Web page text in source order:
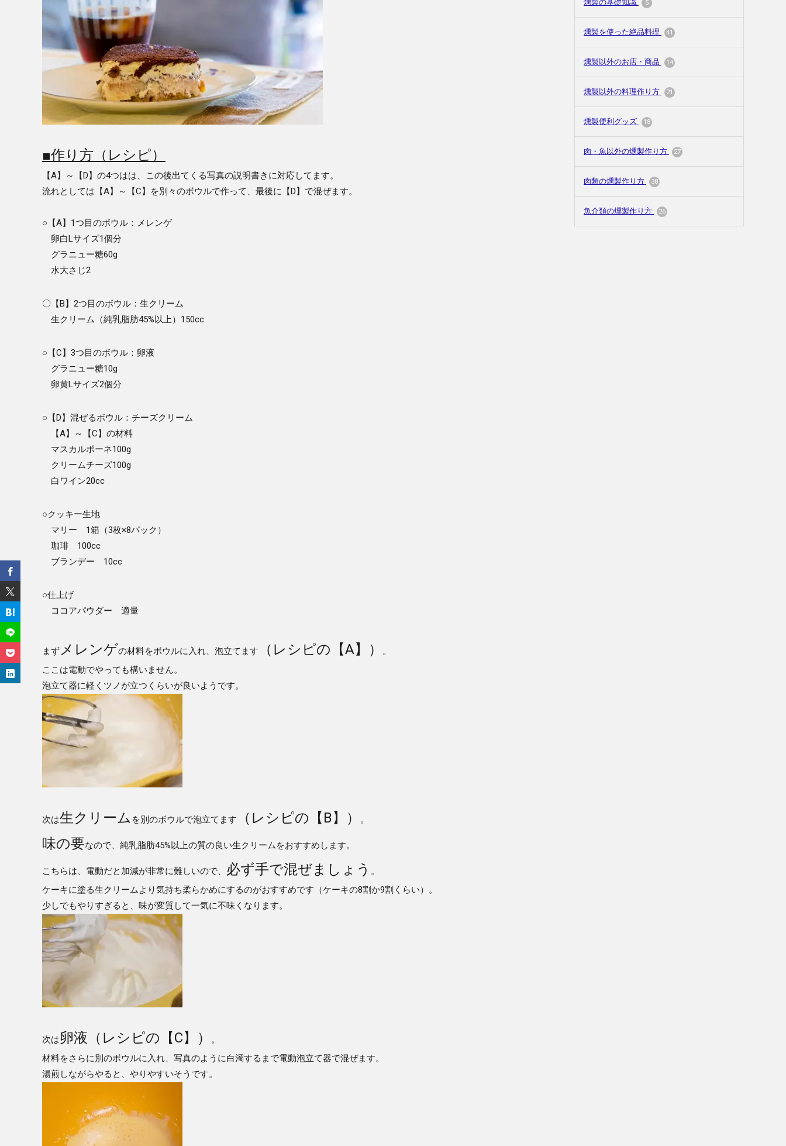
■作り方（レシピ）
【A】～【D】の4つはは、この後出てくる写真の説明書きに対応してます。
流れとしては【A】～【C】を別々のボウルで作って、最後に【D】で混ぜます。
○【A】1つ目のボウル：メレンゲ
卵白Lサイズ1個分
グラニュー糖60g
水大さじ2
〇【B】2つ目のボウル：生クリーム
生クリーム（純乳脂肪45%以上）150cc
○【C】3つ目のボウル：卵液
グラニュー糖10g
卵黄Lサイズ2個分
○【D】混ぜるボウル：チーズクリーム
【A】～【C】の材料
マスカルポーネ100g
クリームチーズ100g
白ワイン20cc
○クッキー生地
マリー 1箱（3枚×8パック）
珈琲 100cc
ブランデー 10cc
○仕上げ
ココアパウダー 適量
まずメレンゲの材料をボウルに入れ、泡立てます （レシピの【A】）
。
ここは電動でやっても構いません。
泡立て器に軽くツノが立つくらいが良いようです。
次は生クリーム を別のボウルで泡立てます （レシピの【B】） 。
味の要なので、純乳脂肪45%以上の質の良い生クリームをおすすめします。
こちらは、電動だと加減が非常に難しいので、 必ず手で混ぜましょう 。
ケーキに塗る生クリームより気持ち柔らかめにするのがおすすめです（ケーキの8割か9割くらい）。
少しでもやりすぎると、味が変質して一気に不味くなります。
次は卵液 （レシピの【C】）
。
材料をさらに別のボウルに入れ、写真のように白濁するまで電動泡立て器で混ぜます。
湯煎しながらやると、やりやすいそうです。
燻製の基礎知識 5
燻製を使った絶品料理 41
燻製以外のお店・商品 14
燻製以外の料理作り方 21
燻製便利グッズ 18
肉・魚以外の燻製作り方 27
肉類の燻製作り方 38
魚介類の燻製作り方 26